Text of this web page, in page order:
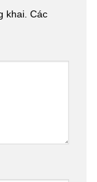
khai. Các